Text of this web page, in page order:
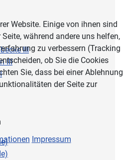
III
III
Website. Einige von ihnen sind
während andere uns helfen,
zu verbessern (Tracking
ob Sie die Cookies
Sie, dass bei einer Ablehnung
der Seite zur
Impressum